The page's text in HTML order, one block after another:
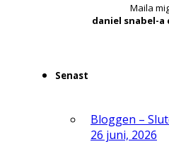
Maila
daniel snabel-
Senast
Bloggen –
26 juni, 2026